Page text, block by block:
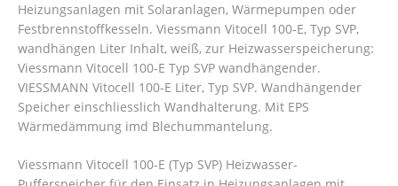
Heizungsanlagen mit Solaranlagen, Wärmepumpen oder
Festbrennstoffkesseln. Viessmann Vitocell 100-E, Typ SVP,
wandhängen Liter Inhalt, weiß, zur Heizwasserspeicherung:
Viessmann Vitocell 100-E Typ SVP wandhängender.
VIESSMANN Vitocell 100-E Liter, Typ SVP. Wandhängender
Speicher einschliesslich Wandhalterung. Mit EPS
Wärmedämmung imd Blechummantelung.
Viessmann Vitocell 100-E (Typ SVP) Heizwasser-